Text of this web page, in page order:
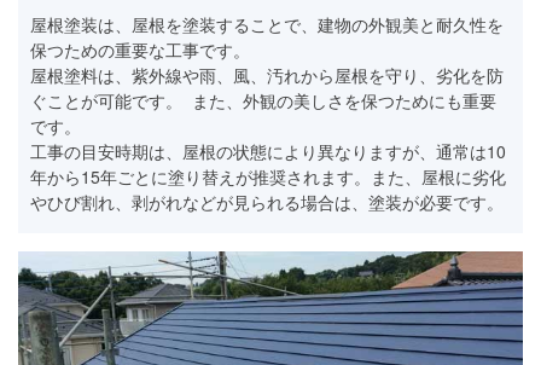
屋根塗装は、屋根を塗装することで、建物の外観美と耐久性を
保つための重要な工事です。
屋根塗料は、紫外線や雨、風、汚れから屋根を守り、劣化を防
ぐことが可能です。 また、外観の美しさを保つためにも重要
です。
工事の目安時期は、屋根の状態により異なりますが、通常は10
年から15年ごとに塗り替えが推奨されます。また、屋根に劣化
やひび割れ、剥がれなどが見られる場合は、塗装が必要です。